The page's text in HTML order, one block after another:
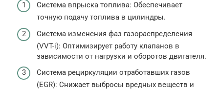
Система впрыска топлива: Обеспечивает
точную подачу топлива в цилиндры.
Система изменения фаз газораспределения
(VVT-i): Оптимизирует работу клапанов в
зависимости от нагрузки и оборотов двигателя.
Система рециркуляции отработавших газов
(EGR): Снижает выбросы вредных веществ и